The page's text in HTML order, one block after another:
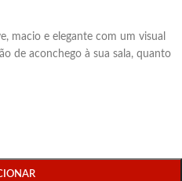
macio e elegante com um visual
de aconchego à sua sala, quanto